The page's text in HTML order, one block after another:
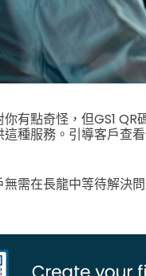
有點奇怪，但GS1 QR
種服務。 引導客戶查
需在長龍中等待解決